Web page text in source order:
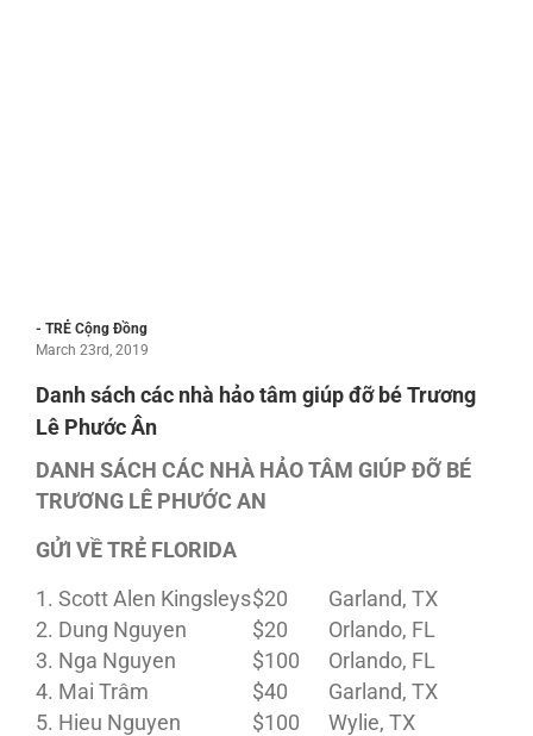
- TRẺ Cộng Đồng
March 23rd, 2019
Danh sách các nhà hảo tâm giúp đỡ bé Trương
Lê Phước Ân
DANH SÁCH CÁC NHÀ HẢO TÂM GIÚP ĐỠ BÉ
TRƯƠNG LÊ PHƯỚC AN
GỬI VỀ TRẺ FLORIDA
1. Scott Alen Kingsleys$20
Garland, TX
2. Dung Nguyen
$20
Orlando, FL
3. Nga Nguyen
$100
Orlando, FL
4. Mai Trâm
$40
Garland, TX
5. Hieu Nguyen
$100
Wylie, TX